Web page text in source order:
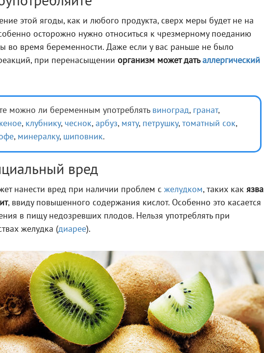
этой ягоды, как и любого продукта, сверх меры будет не на
осторожно нужно относиться к чрезмерному поеданию
во время беременности. Даже если у вас раньше не было
при перенасыщении организм может датьаллергический
можно ли беременным употреблять виноград, гранат,
, клубнику, чеснок, арбуз, мяту, петрушку, томатный сок,
, минералку, шиповник.
вред
нанести вред при наличии проблем с желудком, таких как язва
, ввиду повышенного содержания кислот. Особенно это касается
в пищу недозревших плодов. Нельзя употреблять при
желудка (диарее).